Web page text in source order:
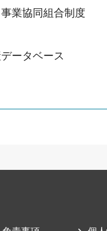
業協同組合制度
ータベース